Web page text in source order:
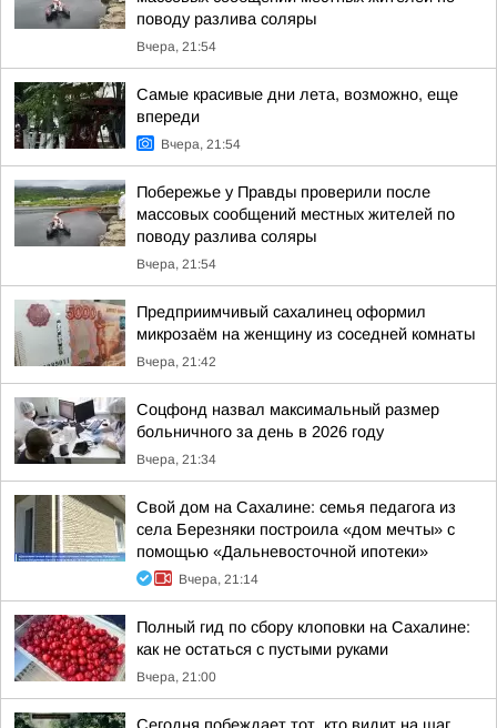
поводу разлива соляры
Вчера, 21:54
Самые красивые дни лета, возможно, еще
впереди
Вчера, 21:54
Побережье у Правды проверили после
массовых сообщений местных жителей по
поводу разлива соляры
Вчера, 21:54
Предприимчивый сахалинец оформил
микрозаём на женщину из соседней комнаты
Вчера, 21:42
Соцфонд назвал максимальный размер
больничного за день в 2026 году
Вчера, 21:34
Свой дом на Сахалине: семья педагога из
села Березняки построила «дом мечты» с
помощью «Дальневосточной ипотеки»
Вчера, 21:14
Полный гид по сбору клоповки на Сахалине:
как не остаться с пустыми руками
Вчера, 21:00